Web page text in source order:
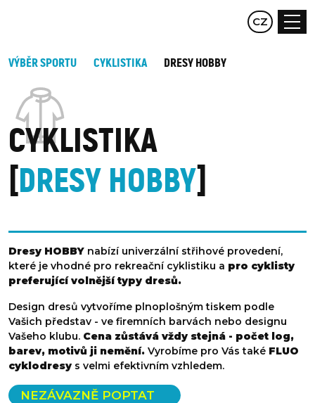
EN DE
CZ
VÝBĚR SPORTU CYKLISTIKA DRESY HOBBY
CYKLISTIKA
DRESY HOBBY
Dresy HOBBY nabízí univerzální střihové provedení,
které je vhodné pro rekreační cyklistiku a pro cyklisty
preferující volnější typy dresů.
Design dresů vytvoříme plnoplošným tiskem podle
Vašich představ - ve firemních barvách nebo designu
Vašeho klubu. Cena zůstává vždy stejná - počet log,
barev, motivů ji nemění. Vyrobíme pro Vás také FLUO
cyklodresy s velmi efektivním vzhledem.
NEZÁVAZNĚ POPTAT